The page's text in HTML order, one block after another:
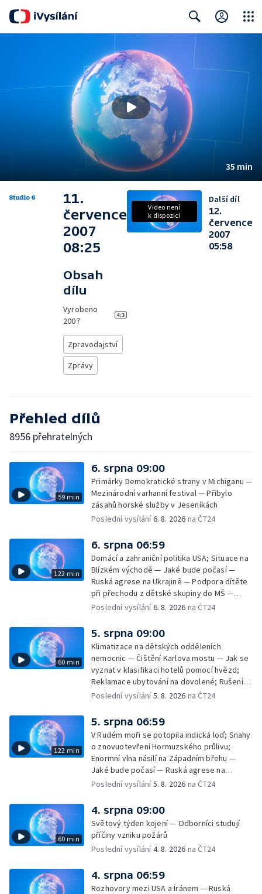
35 min
11.
července
2007
08:25
Obsah
dílu
Vyrobeno
2007
Zpravodajství
Zprávy
Video není
k dispozici
Další díl
12.
července
2007
05:58
Přehled dílů
8956 přehratelných
59 min
6. srpna 09:00
Primárky Demokratické strany v Michiganu —
Mezinárodní varhanní festival — Přibylo
zásahů horské služby v Jeseníkách
Poslední vysílání6. 8. 2026 na ČT24
122 min
6. srpna 06:59
Domácí a zahraniční politika USA; Situace na
Blízkém východě — Jaké bude počasí —
Ruská agrese na Ukrajině — Podpora dítěte
při přechodu z dětské skupiny do MŠ —
Filmové premiéry týdne — Dvě deci tuše v
rakovinu prsu
Poslední vysílání6. 8. 2026 na ČT24
60 min
5. srpna 09:00
Klimatizace na dětských odděleních
nemocnic — Čištění Karlova mostu — Jak se
vyznat v klasifikaci hotelů pomocí hvězd;
Reklamace ubytování na dovolené; Rušení
dovolené kvůli přírodním živlům; Práva
na dovolené v zahraničí; Platby a výběry na
dovolené v zahraničí — Těžba léčivé rašeliny
u Malé Morávky
Poslední vysílání5. 8. 2026 na ČT24
122 min
5. srpna 06:59
V Rudém moři se potopila indická loď; Snahy
o znovuotevření Hormuzského průlivu;
Enormní vlna násilí na Západním břehu —
Jaké bude počasí — Ruská agrese na
Ukrajině — Vliv veder na lidské orgány — Při
— Třem obcím na Brněnsku dočasně došla
pitná voda — SP v orientačním běhu v Česku
— Horko a požáry sužují Evropu — Rybářský
příměstský tábor
Poslední vysílání5. 8. 2026 na ČT24
60 min
4. srpna 09:00
Světový týden kojení — Odborníci studují
příčiny vzniku požárů
Poslední vysílání4. 8. 2026 na ČT24
4. srpna 06:59
Rozhovory mezi USA a Íránem — Ruská